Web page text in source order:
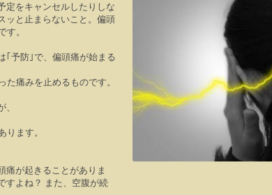
定をキャンセルしたりしな
ッと止まらないこと。偏頭
す。
｢予防｣で、偏頭痛が始まる
た痛みを止めるものです。
ります。
痛が起きることがありま
すよね？ また、空腹が続